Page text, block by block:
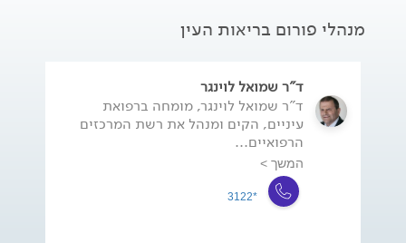
מנהלי פורום בריאות העין
ד"ר שמואל לוינגר
ד"ר שמואל לוינגר, מומחה ברפואת
עיניים, הקים ומנהל את רשת המרכזים
הרפואיים...
המשך >
*3122